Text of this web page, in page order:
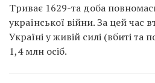
Триває 1629-та доба
української війни. За цей час
Україні у живій силі (вбиті та
1,4 млн осіб.